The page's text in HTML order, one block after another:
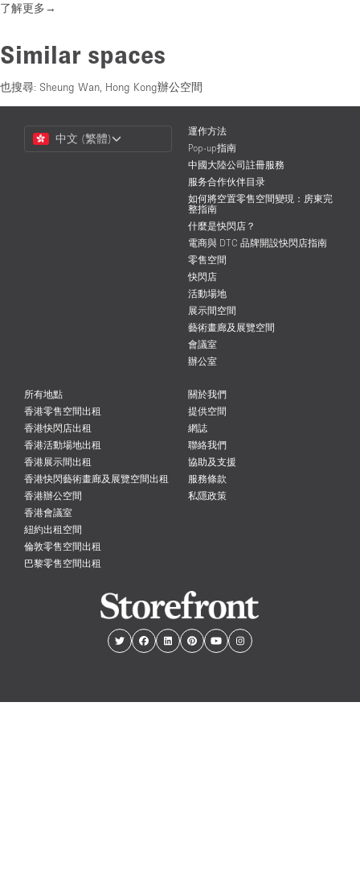
了解更多→
Similar spaces
也搜尋: Sheung Wan, Hong Kong辦公空間
Choose
Language
中文 (繁體)
運作方法
Pop-up指南
中國大陸公司註冊服務
服务合作伙伴目录
如何將空置零售空間變現：房東完
整指南
什麼是快閃店？
電商與 DTC 品牌開設快閃店指南
零售空間
快閃店
活動場地
展示間空間
藝術畫廊及展覽空間
會議室
辦公室
所有地點
香港零售空間出租
香港快閃店出租
香港活動場地出租
香港展示間出租
香港快閃藝術畫廊及展覽空間出租
香港辦公空間
香港會議室
紐約出租空間
倫敦零售空間出租
巴黎零售空間出租
關於我們
提供空間
網誌
聯絡我們
協助及支援
服務條款
私隱政策